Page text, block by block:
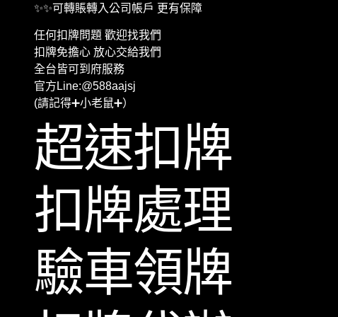
✨✨可轉賬轉入公司帳戶 更有保障
任何扣牌問題 歡迎找我們
扣牌免擔心 放心交給我們
全台皆可到府服務
官方Line:@588aajsj
(請記得➕小老鼠➕）
超速扣牌
扣牌處理
驗車領牌